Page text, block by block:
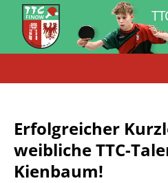
Erfolgreicher
weibliche TTC-
Kienbaum!